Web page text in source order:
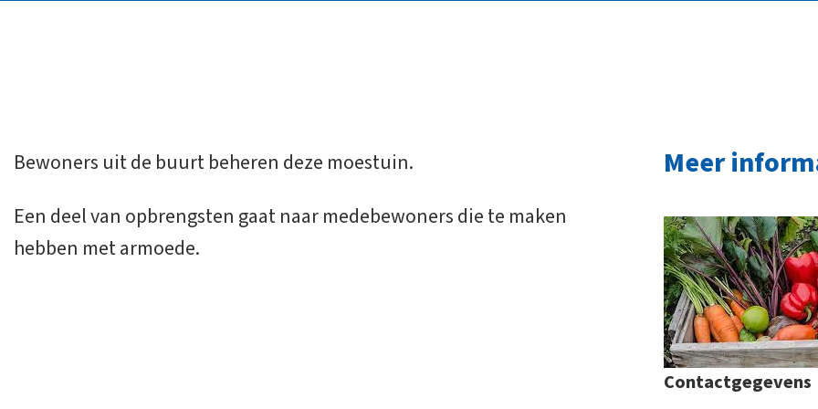
Bewoners uit de buurt beheren deze moestuin.
Een deel van opbrengsten gaat naar medebewoners die te maken
hebben met armoede.
Meer
Contactgegevens